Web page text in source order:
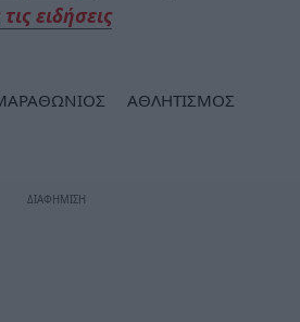
ειδήσεις
ΑΘΛΗΤΙΣΜΟΣ